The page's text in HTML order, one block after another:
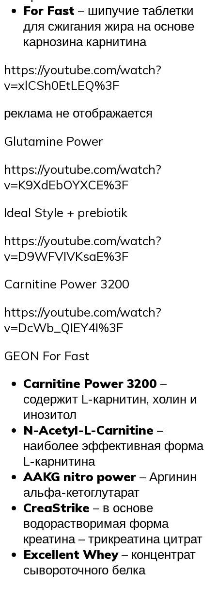
For Fast – шипучие таблетки
для сжигания жира на основе
карнозина карнитина
https://youtube.com/watch?
v=xlCSh0EtLEQ%3F
реклама не отображается
Glutamine Power
https://youtube.com/watch?
v=K9XdEbOYXCE%3F
Ideal Style + prebiotik
https://youtube.com/watch?
v=D9WFVIVKsaE%3F
Carnitine Power 3200
https://youtube.com/watch?
v=DcWb_QIEY4I%3F
GEON For Fast
Carnitine Power 3200 –
содержит L-карнитин, холин и
инозитол
N-Acetyl-L-Carnitine –
наиболее эффективная форма
L-карнитина
AAKG nitro power – Аргинин
альфа-кетоглутарат
CreaStrike – в основе
водорастворимая форма
креатина – трикреатина цитрат
Excellent Whey– концентрат
сывороточного белка